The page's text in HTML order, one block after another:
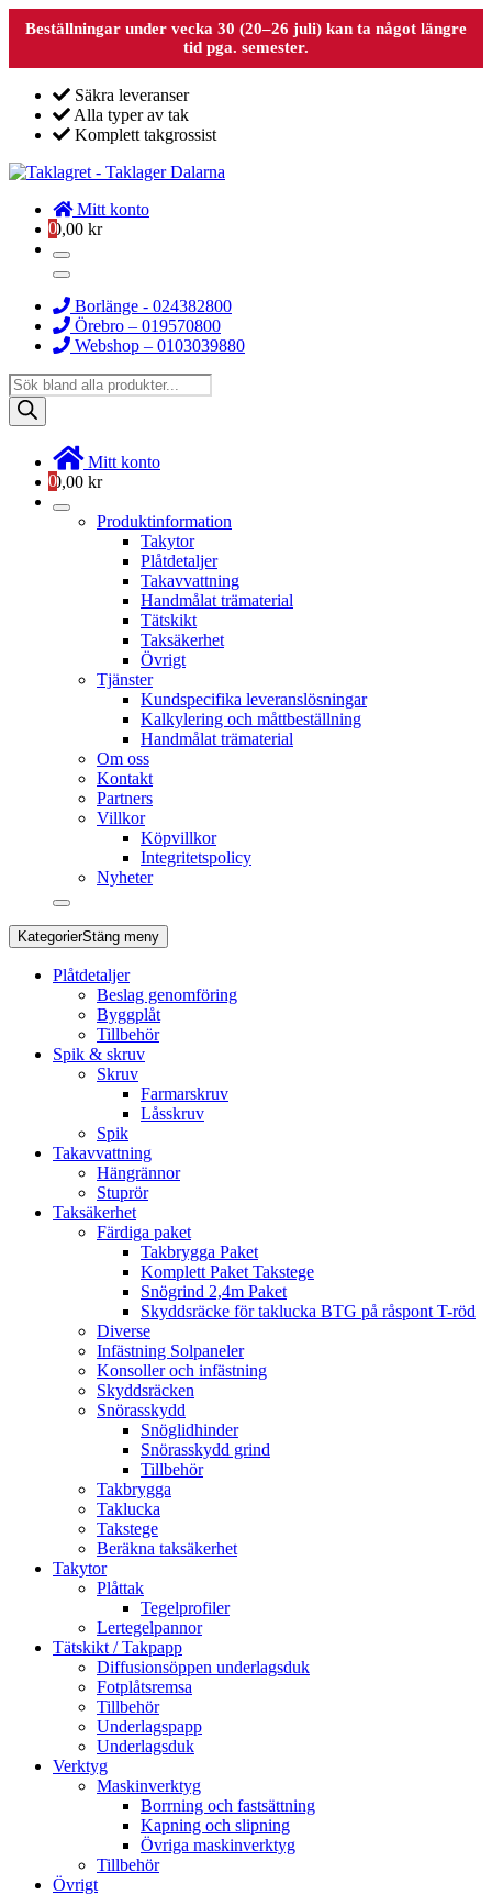
Beställningar under vecka 30 (20–26 juli) kan ta något längre
tid pga. semester.
Säkra leveranser
Alla typer av tak
Komplett takgrossist
Mitt konto
00,00 kr
Borlänge - 024382800
Örebro – 019570800
Webshop – 0103039880
Products
search
Mitt konto
00,00 kr
Produktinformation
Takytor
Plåtdetaljer
Takavvattning
Handmålat trämaterial
Tätskikt
Taksäkerhet
Övrigt
Tjänster
Kundspecifika leveranslösningar
Kalkylering och måttbeställning
Handmålat trämaterial
Om oss
Kontakt
Partners
Villkor
Köpvillkor
Integritetspolicy
Nyheter
KategorierStäng meny
Plåtdetaljer
Beslag genomföring
Byggplåt
Tillbehör
Spik & skruv
Skruv
Farmarskruv
Låsskruv
Spik
Takavvattning
Hängrännor
Stuprör
Taksäkerhet
Färdiga paket
Takbrygga Paket
Komplett Paket Takstege
Snögrind 2,4m Paket
Skyddsräcke för taklucka BTG på råspont T-röd
Diverse
Infästning Solpaneler
Konsoller och infästning
Skyddsräcken
Snörasskydd
Snöglidhinder
Snörasskydd grind
Tillbehör
Takbrygga
Taklucka
Takstege
Beräkna taksäkerhet
Takytor
Plåttak
Tegelprofiler
Lertegelpannor
Tätskikt / Takpapp
Diffusionsöppen underlagsduk
Fotplåtsremsa
Tillbehör
Underlagspapp
Underlagsduk
Verktyg
Maskinverktyg
Borrning och fastsättning
Kapning och slipning
Övriga maskinverktyg
Tillbehör
Övrigt